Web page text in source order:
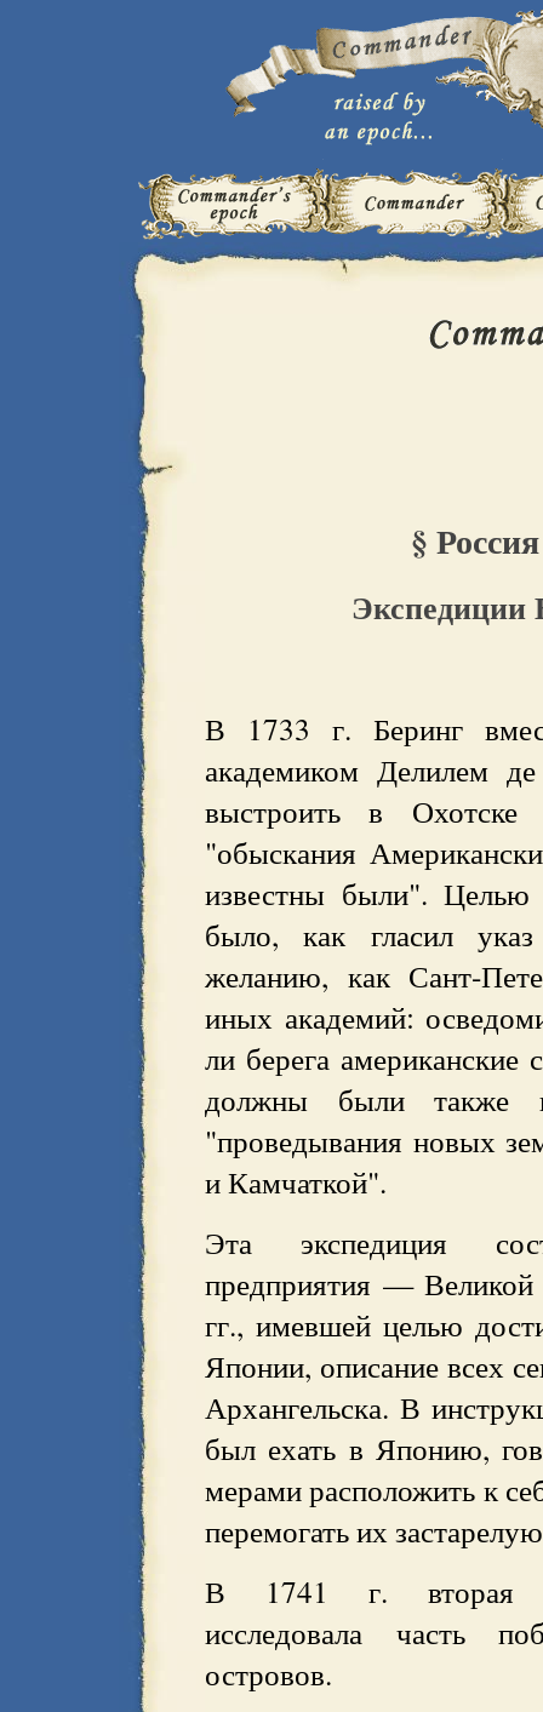
§ Россия
Экспедиции
В 1733 г. Беринг
академиком Делилем
выстроить в
"обыскания
известны были". Целью
было, как гласил
желанию, как Сант-
иных академий:
ли берега
должны были также
"проведывания новых
и Камчаткой".
Эта экспедиция
предприятия — Великой
гг., имевшей целью
Японии, описание всех
Архангельска. В
был ехать в Японию,
мерами расположить к
перемогать их
В 1741 г. вторая
исследовала часть
островов.